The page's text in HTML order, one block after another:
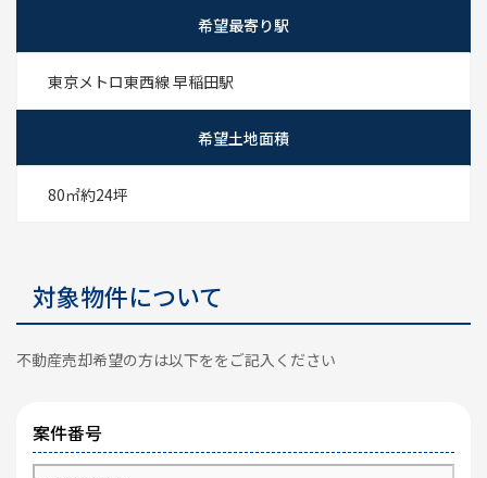
希望最寄り駅
東京メトロ東西線 早稲田駅
希望土地面積
80㎡約24坪
対象物件について
不動産売却希望の方は以下ををご記入ください
案件番号